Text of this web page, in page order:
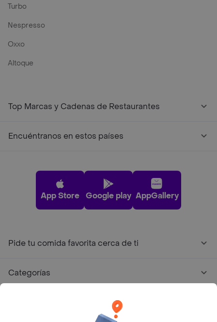
Turbo
Nespresso
Oxxo
Altoque
Top Marcas y Cadenas de Restaurantes
Encuéntranos en estos países
App Store Google play AppGallery
Pide tu comida favorita cerca de ti
Categorías